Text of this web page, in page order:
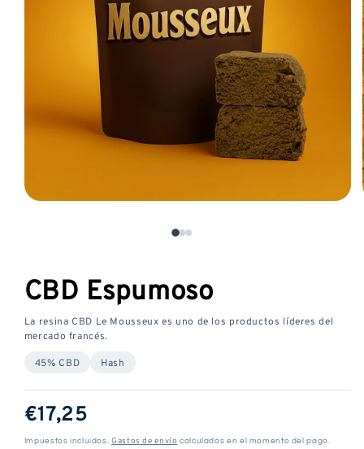
ventana
modal
CBD Espumoso
La resina CBD Le Mousseux es uno de los productos líderes del
mercado francés.
45% CBD
Hash
Precio
habitual
€17,25
Impuestos incluidos. Gastos de envío calculados en el momento del pago.